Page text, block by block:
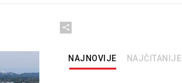
NAJNOVIJE NAJČITANIJE